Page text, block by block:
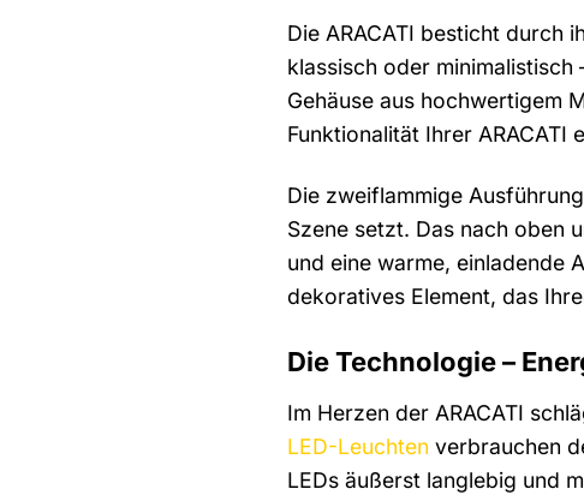
Die ARACATI besticht durch
klassisch oder
Gehäuse aus hochwertigem
Funktionalität Ihrer ARACATI
Die zweiflammige
Szene setzt. Das nach oben
und eine warme, einladende
dekoratives Element, das
Die Technologie –
Im Herzen der ARACATI
LED-Leuchten verbrauchen
LEDs äußerst langlebig und